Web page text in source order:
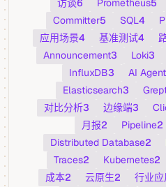
访谈6 Prometheus5
Committer5 SQL4
应用场景4 基准测试4
Announcement3 Loki3
InfluxDB3 AI Agent
Elasticsearch3
对比分析3 边缘端3
月报2 Pipeline2
Distributed Database2
Traces2 Kubernetes2
成本2 云原生2 行业应